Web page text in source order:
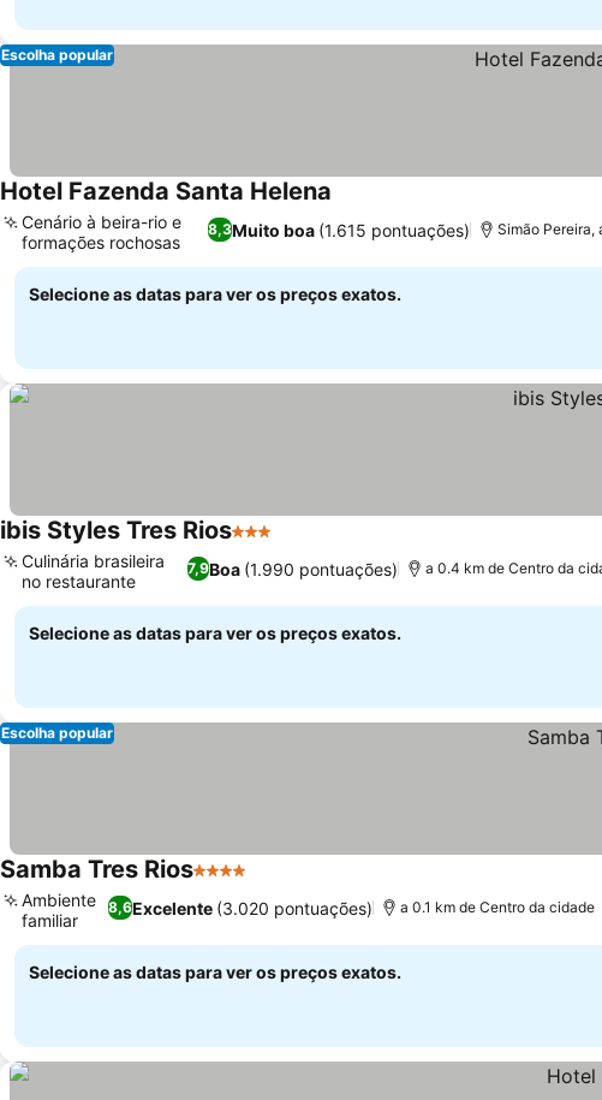
Escolha popular
Hotel Fazenda Santa Helena
8,3Muito boa (1.615 pontuações)
Cenário à beira-rio e
formações rochosas
Simão Pereira,
Selecione as datas para ver os preços exatos.
ibis Styles Tres Rios3 Estrelas
7,9Boa (1.990 pontuações)
Culinária brasileira
no restaurante
a 0.4 km de Centro da
Selecione as datas para ver os preços exatos.
Escolha popular
Samba Tres Rios4 Estrelas
8,6Excelente (3.020 pontuações)
Ambiente
familiar
a 0.1 km de Centro da cidade
Selecione as datas para ver os preços exatos.